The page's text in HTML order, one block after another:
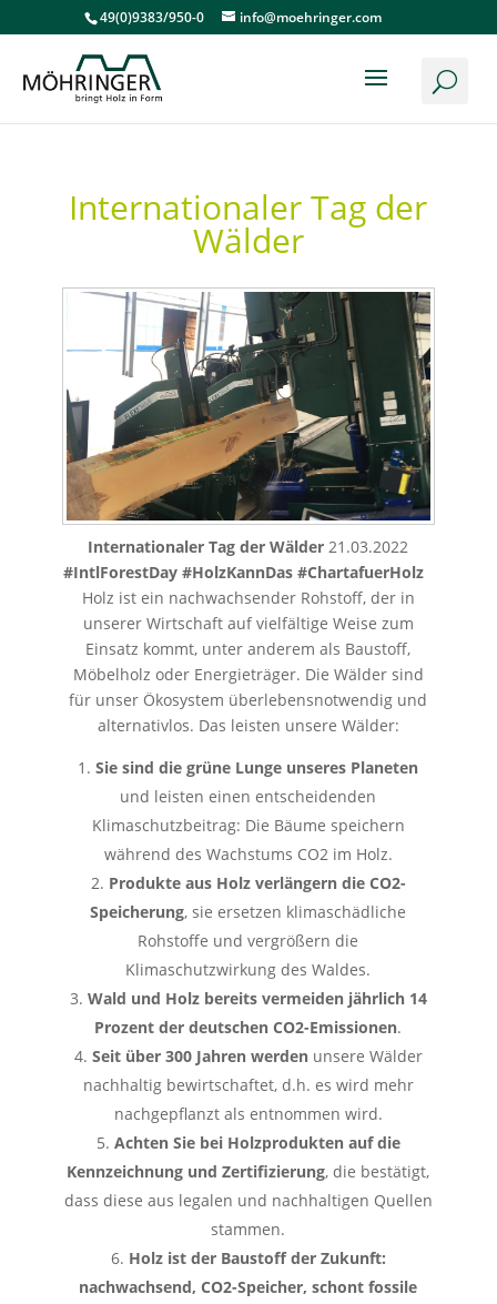
49(0)9383/950-0 info@moehringer.com
Internationaler Tag der
Wälder
Internationaler Tag der Wälder 21.03.2022
#IntlForestDay #HolzKannDas #ChartafuerHolz
Holz ist ein nachwachsender Rohstoff, der in
unserer Wirtschaft auf vielfältige Weise zum
Einsatz kommt, unter anderem als Baustoff,
Möbelholz oder Energieträger. Die Wälder sind
für unser Ökosystem überlebensnotwendig und
alternativlos. Das leisten unsere Wälder:
Sie sind die grüne Lunge unseres Planeten
und leisten einen entscheidenden
Klimaschutzbeitrag: Die Bäume speichern
während des Wachstums CO2 im Holz.
Produkte aus Holz verlängern die CO2-
Speicherung, sie ersetzen klimaschädliche
Rohstoffe und vergrößern die
Klimaschutzwirkung des Waldes.
Wald und Holz bereits vermeiden jährlich 14
Prozent der deutschen CO2-Emissionen.
Seit über 300 Jahren werden unsere Wälder
nachhaltig bewirtschaftet, d.h. es wird mehr
nachgepflanzt als entnommen wird.
Achten Sie bei Holzprodukten auf die
Kennzeichnung und Zertifizierung, die bestätigt,
dass diese aus legalen und nachhaltigen Quellen
stammen.
Holz ist der Baustoff der Zukunft:
nachwachsend, CO2-Speicher, schont fossile